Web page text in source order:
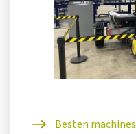
Besten machines